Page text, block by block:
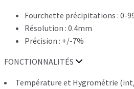
Fourchette précipitations : 0-
Résolution : 0.4mm
Précision : +/-7%
FONCTIONNALITÉS
Température et Hygrométrie